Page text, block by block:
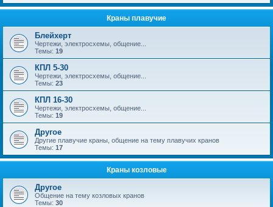
Краны плавучие
Блейхерт
Чертежи, электросхемы, общение...
Темы: 19
КПЛ 5-30
Чертежи, электросхемы, общение...
Темы: 23
КПЛ 16-30
Чертежи, электросхемы, общение...
Темы: 19
Другое
Другие плавучие краны, общение на тему плавучих кранов
Темы: 17
Краны козловые
Другое
Общение на тему козловых кранов
Темы: 30